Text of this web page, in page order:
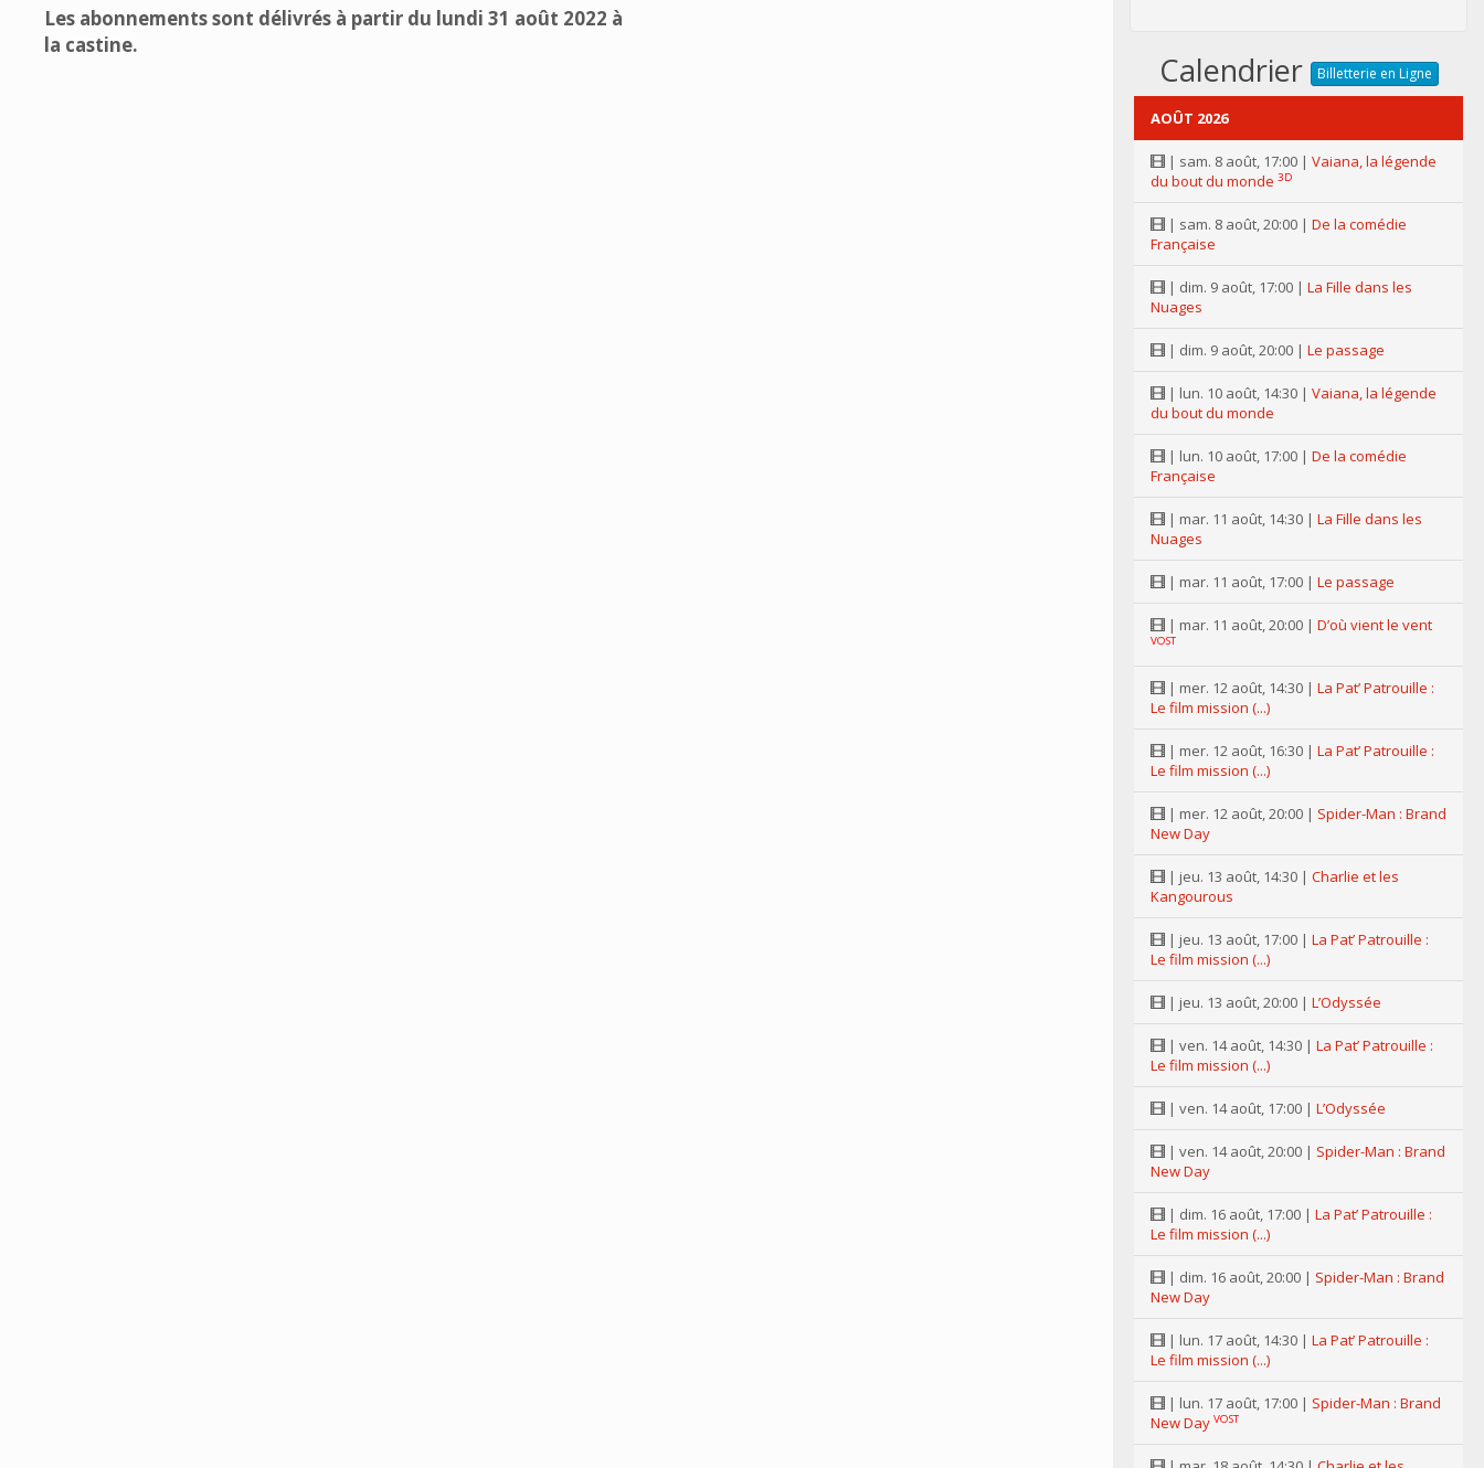
Les abonnements sont délivrés à partir du lundi 31 août 2022 à
la castine.
Calendrier Billetterie en Ligne
AOÛT 2026
| sam. 8 août, 17:00 | Vaiana, la légende
du bout du monde 3D
| sam. 8 août, 20:00 | De la comédie
Française
| dim. 9 août, 17:00 | La Fille dans les
Nuages
| dim. 9 août, 20:00 | Le passage
| lun. 10 août, 14:30 | Vaiana, la légende
du bout du monde
| lun. 10 août, 17:00 | De la comédie
Française
| mar. 11 août, 14:30 | La Fille dans les
Nuages
| mar. 11 août, 17:00 | Le passage
| mar. 11 août, 20:00 | D’où vient le vent
VOST
| mer. 12 août, 14:30 | La Pat’ Patrouille :
Le film mission (...)
| mer. 12 août, 16:30 | La Pat’ Patrouille :
Le film mission (...)
| mer. 12 août, 20:00 | Spider-Man : Brand
New Day
| jeu. 13 août, 14:30 | Charlie et les
Kangourous
| jeu. 13 août, 17:00 | La Pat’ Patrouille :
Le film mission (...)
| jeu. 13 août, 20:00 | L’Odyssée
| ven. 14 août, 14:30 | La Pat’ Patrouille :
Le film mission (...)
| ven. 14 août, 17:00 | L’Odyssée
| ven. 14 août, 20:00 | Spider-Man : Brand
New Day
| dim. 16 août, 17:00 | La Pat’ Patrouille :
Le film mission (...)
| dim. 16 août, 20:00 | Spider-Man : Brand
New Day
| lun. 17 août, 14:30 | La Pat’ Patrouille :
Le film mission (...)
| lun. 17 août, 17:00 | Spider-Man : Brand
New Day VOST